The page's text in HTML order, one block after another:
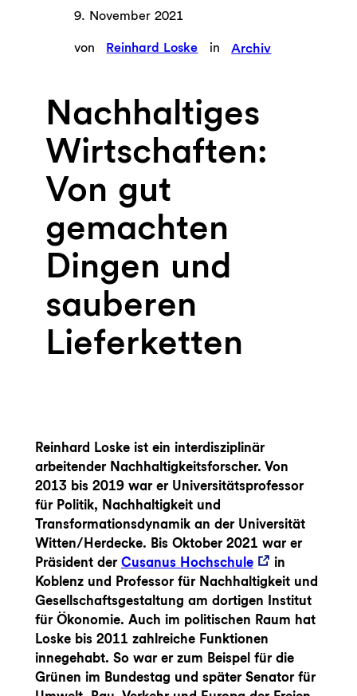
9. November 2021
von Reinhard Loske in Archiv
Nachhaltiges
Wirtschaften:
Von gut
gemachten
Dingen und
sauberen
Lieferketten
Reinhard Loske ist ein interdisziplinär
arbeitender Nachhaltigkeitsforscher. Von
2013 bis 2019 war er Universitätsprofessor
für Politik, Nachhaltigkeit und
Transformationsdynamik an der Universität
Witten/Herdecke. Bis Oktober 2021 war er
Präsident der Cusanus Hochschule
in
Koblenz und Professor für Nachhaltigkeit und
Gesellschaftsgestaltung am dortigen Institut
für Ökonomie. Auch im politischen Raum hat
Loske bis 2011 zahlreiche Funktionen
innegehabt. So war er zum Beispel für die
Grünen im Bundestag und später Senator für